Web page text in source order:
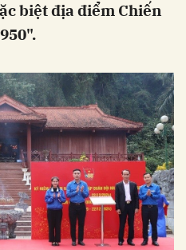
biệt địa điểm Chiến